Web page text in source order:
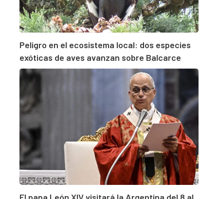
Peligro en el ecosistema local: dos especies
exóticas de aves avanzan sobre Balcarce